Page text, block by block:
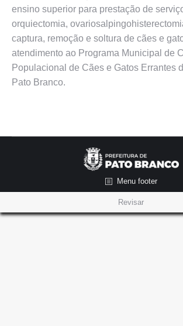
ensino superior para prestação de
orquiectomia,
captura, remoção e soltura de cães e
atendimento ao Programa Municipal de
Populacional de Cães e Gatos Errantes
Pato Branco.
Menu footer
Revisar